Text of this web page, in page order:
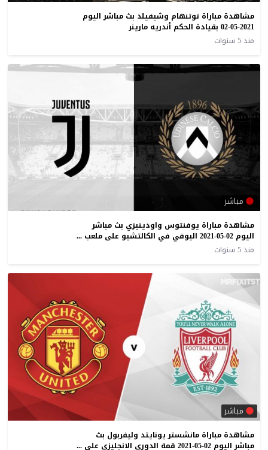
مشاهدة مباراة توتنهام وشيفيلد بث مباشر اليوم
02-05-2021 بقيادة الحكم أندريه مارينر
منذ 5 سنوات
مباشر
مشاهدة مباراة يوفنتوس واودينيزي بث مباشر
اليوم 02-05-2021 اليوفي في الكالتشيو على ملعب الفريولي
منذ 5 سنوات
مباشر
مشاهدة مباراة مانشستر يونايتد وليفربول بث
مباشر اليوم 02-05-2021 قمة الدوري الانجليزي على الاولد ترافورد